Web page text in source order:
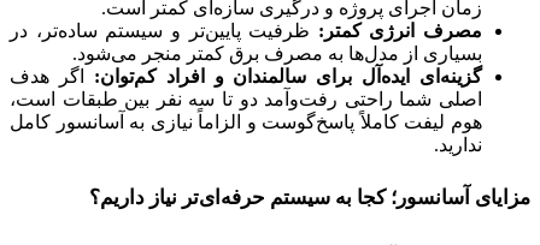
زمان اجرای پروژه و درگیری سازه‌ای کمتر است.
مصرف انرژی کمتر: ظرفیت پایین‌تر و سیستم ساده‌تر، در
بسیاری از مدل‌ها به مصرف برق کمتر منجر می‌شود.
گزینه‌ای ایده‌آل برای سالمندان و افراد کم‌توان: اگر هدف
اصلی شما راحتی رفت‌وآمد دو تا سه نفر بین طبقات است،
هوم لیفت کاملاً پاسخ‌گوست و الزاماً نیازی به آسانسور کامل
ندارید.
مزایای آسانسور؛ کجا به سیستم حرفه‌ای‌تر نیاز داریم؟